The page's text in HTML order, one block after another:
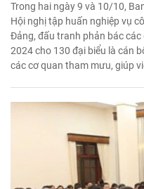
Trong hai ngày 9 và 10/10,
Hội nghị tập huấn nghiệp vụ
Đảng, đấu tranh phản bác
2024 cho 130 đại biểu là cán
các cơ quan tham mưu, giúp